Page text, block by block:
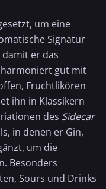
um eine
Signatur
er das
gut mit
Fruchtlikören
ihn in Klassikern
des Sidecar
in denen er Gin,
um die
Besonders
Sours und Drinks